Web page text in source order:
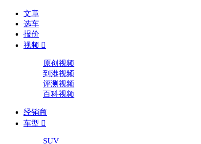
文章
选车
报价
视频 
原创视频
到港视频
评测视频
百科视频
经销商
车型 
SUV